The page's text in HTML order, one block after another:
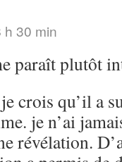
h 30 min
paraît plutôt
crois qu’il a
je n’ai
révélation.